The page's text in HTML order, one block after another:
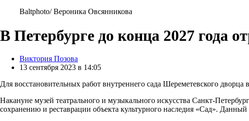
Baltphoto/ Вероника Овсянникова
В Петербурге до конца 2027 года
Posted
by
Виктория Позова
13 сентября 2023 в 14:05
Для восстановительных работ внутреннего сада Шереметевского
Накануне музей театрального и музыкального искусства Санкт-
сохранению и реставрации объекта культурного наследия «Сад».